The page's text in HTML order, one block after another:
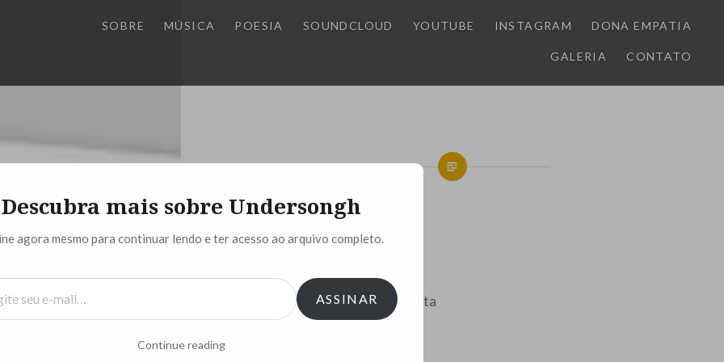
SOBRE MÚSICA POESIA SOUNDCLOUD YOUTUBE INSTAGRAM DONA EMPATIA
GALERIA CONTATO
Esse Cara Velho
O que você diz não conta
E o que não me conta faz falta
Sobram entrelinhas
Descubra mais sobre Undersongh
agora mesmo para continuar lendo e ter acesso ao arquivo completo.
ASSINAR
Continue reading